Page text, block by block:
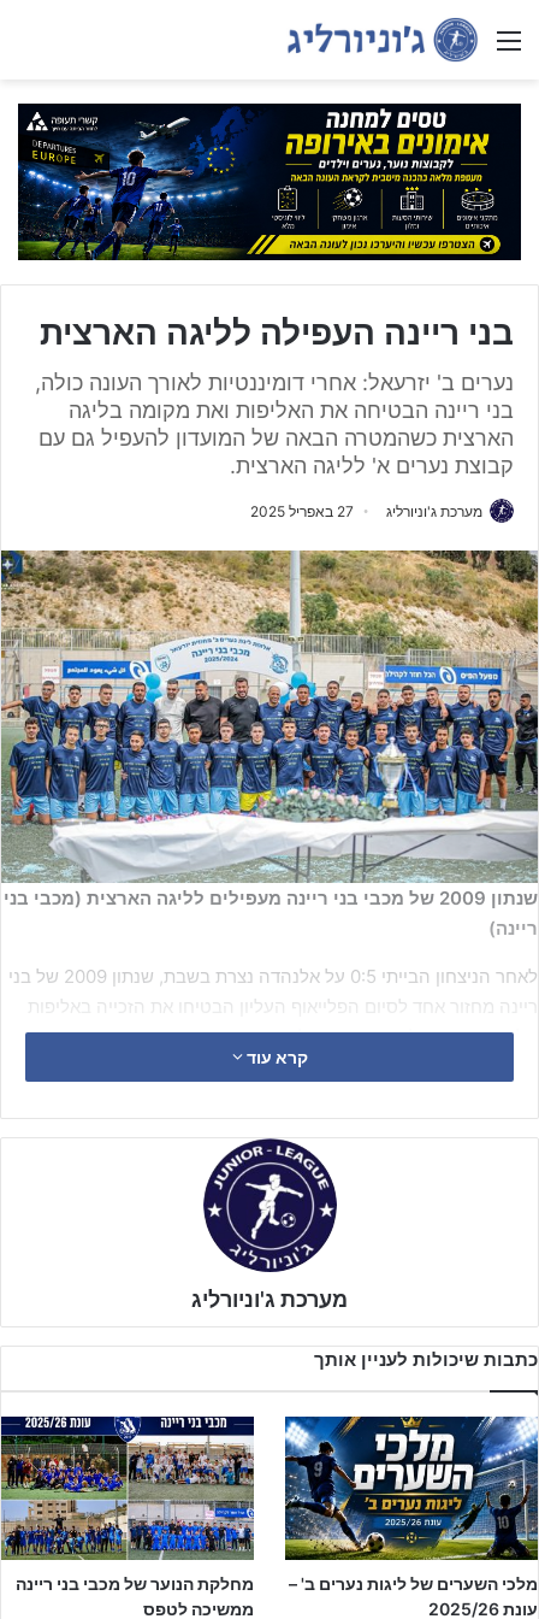
Menu
בני ריינה העפילה לליגה הארצית
נערים ב' יזרעאל: אחרי דומיננטיות לאורך העונה כולה,
בני ריינה הבטיחה את האליפות ואת מקומה בליגה
הארצית כשהמטרה הבאה של המועדון להעפיל גם עם
קבוצת נערים א' לליגה הארצית.
מערכת ג'וניורליג 27 באפריל 2025
שנתון 2009 של מכבי בני ריינה מעפילים לליגה הארצית (מכבי בני
ריינה)
לאחר הניצחון הבייתי 0:5 על אלנהדה נצרת בשבת, שנתון 2009 של בני
ריינה מחזור אחד לסיום הפלייאוף העליון הבטיחו את הזכייה באליפות
הליגה ובכרטיס לעונה הבאה בליגה הארצית.
והמוכשרפארס מג'לישידוע כמאמן עתיר עליות עם קבוצות שונות
בליגות השונות במחלקות נוער ובוגרים, ובהובלת מאמן הכושר אמג'ד יונס
ומאמן השוערים מוסא חג'אזי.
לקבלת הקטלוג המלא – לחצו על הבאנר!!
קרא עוד
מערכת ג'וניורליג
כתבות שיכולות לעניין אותך
מלכי השערים של ליגות נערים ב' –
עונת 2025/26
מחלקת הנוער של מכבי בני ריינה
ממשיכה לטפס